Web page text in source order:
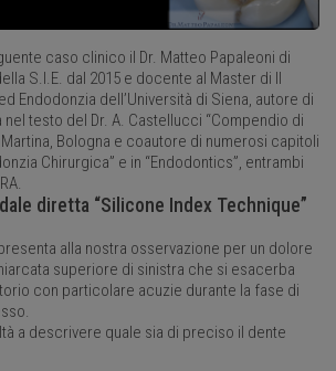
caso clinico il Dr. Matteo Papaleoni di
S.I.E. dal 2015 e docente al Master di II
Endodonzia dell’Università di Siena, autore di
testo del Dr. A. Castellucci “Compendio di
Bologna e coautore di numerosi capitoli
Chirurgica” e in “Endodontics”, entrambi
diretta “Silicone Index Technique”
alla nostra osservazione per un dolore
superiore di sinistra che si esacerba
con particolare acuzie durante la fase di
a descrivere quale sia di preciso il dente